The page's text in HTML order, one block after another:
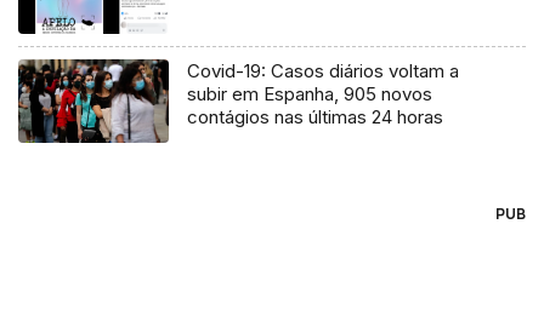
Covid-19: Casos diários voltam a
subir em Espanha, 905 novos
contágios nas últimas 24 horas
PUB